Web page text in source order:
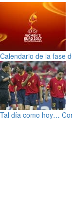
Calendario de la fase
Tal día como hoy…